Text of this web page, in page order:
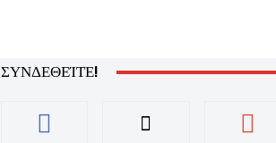
ΣΥΝΔΕΘΕΊΤΕ!